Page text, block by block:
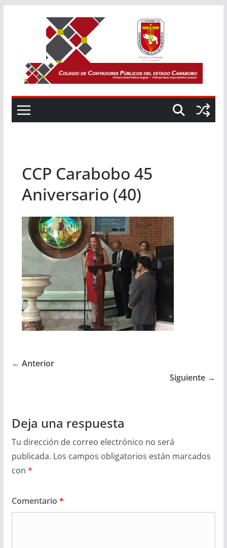
CCP Carabobo 45
Aniversario (40)
← Anterior
Siguiente →
Deja una respuesta
Tu dirección de correo electrónico no será
publicada. Los campos obligatorios están marcados
con *
Comentario *